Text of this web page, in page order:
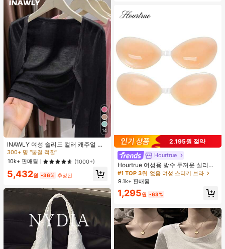
14
INAWLY 여성 솔리드 컬러 캐주얼 얇
은 가디건, 봄/여름
300+ 명 "봄철 적합"
10k+ 판매됨
(1000+)
5,432원 -36% 추정된
2,195원 절약
Hourtrue
Hourtrue 여성용 방수 두꺼운 실리콘
가슴 페탈, 작은 가슴 리프트업 & 푸시
인용, 웨딩 촬영 및 들러리용
#1 TOP 3위 없음 여성 스티키 브라
9.1k+ 판매됨
1,295원 -63%